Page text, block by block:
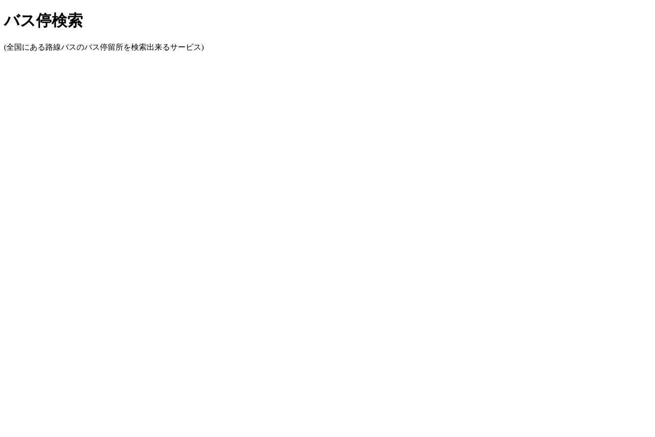
バス停検索
(全国にある路線バスのバス停留所を検索出来るサービス)